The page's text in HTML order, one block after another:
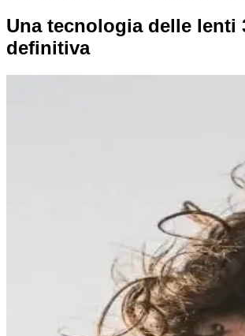
Una tecnologia delle lenti
definitiva